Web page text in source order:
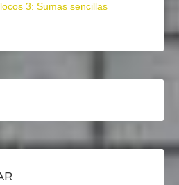
3: Sumas sencillas